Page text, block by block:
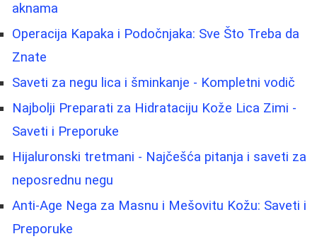
aknama
Operacija Kapaka i Podočnjaka: Sve Što Treba da
Znate
Saveti za negu lica i šminkanje - Kompletni vodič
Najbolji Preparati za Hidrataciju Kože Lica Zimi -
Saveti i Preporuke
Hijaluronski tretmani - Najčešća pitanja i saveti za
neposrednu negu
Anti-Age Nega za Masnu i Mešovitu Kožu: Saveti i
Preporuke